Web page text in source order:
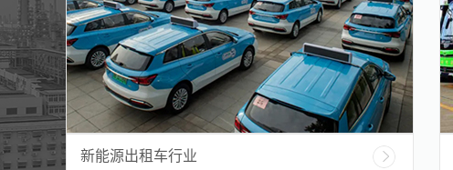
新能源出租车行业